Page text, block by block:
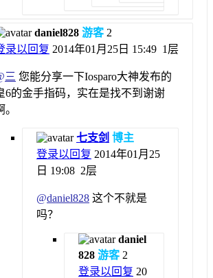
daniel828 游客 2
录以回复 2014年01月25日 15:49 1层
三 您能分享一下Iosparo大神发布的
6的金手指码，实在是找不到谢谢
。
七支剑 博主
登录以回复 2014年01月25
日 19:08 2层
@daniel828 这个不就是
吗？
daniel
828 游客 2
登录以回复 20